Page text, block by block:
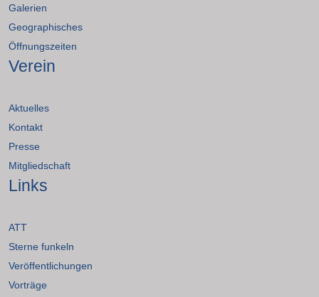
Galerien
Geographisches
Öffnungszeiten
Verein
Aktuelles
Kontakt
Presse
Mitgliedschaft
Links
ATT
Sterne funkeln
Veröffentlichungen
Vorträge